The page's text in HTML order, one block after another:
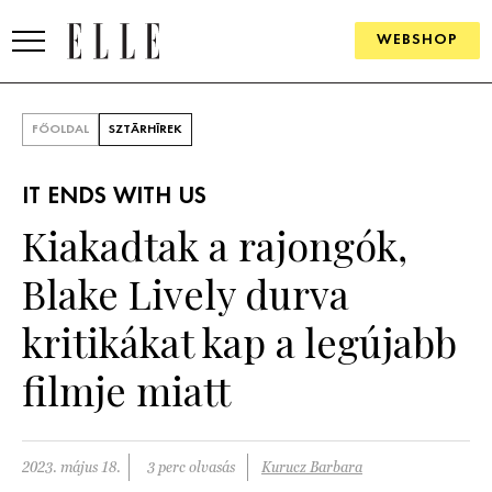
WEBSHOP
SZÉPSÉG
PSZICHÉ
PÁRKAPCSOLAT
FŐOLDAL SZTÁRHÍREK
IT ENDS WITH US
Kiakadtak a rajongók,
Blake Lively durva
kritikákat kap a legújabb
filmje miatt
2023. május 18. 3 perc olvasás Kurucz Barbara